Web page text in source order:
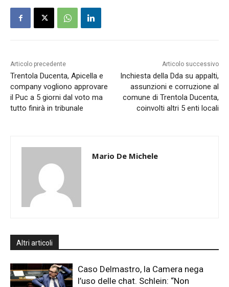
Articolo precedente
Trentola Ducenta, Apicella e
company vogliono approvare
il Puc a 5 giorni dal voto ma
tutto finirà in tribunale
Articolo successivo
Inchiesta della Dda su appalti,
assunzioni e corruzione al
comune di Trentola Ducenta,
coinvolti altri 5 enti locali
Mario De Michele
Altri articoli
Caso Delmastro, la Camera nega
l’uso delle chat. Schlein: “Non